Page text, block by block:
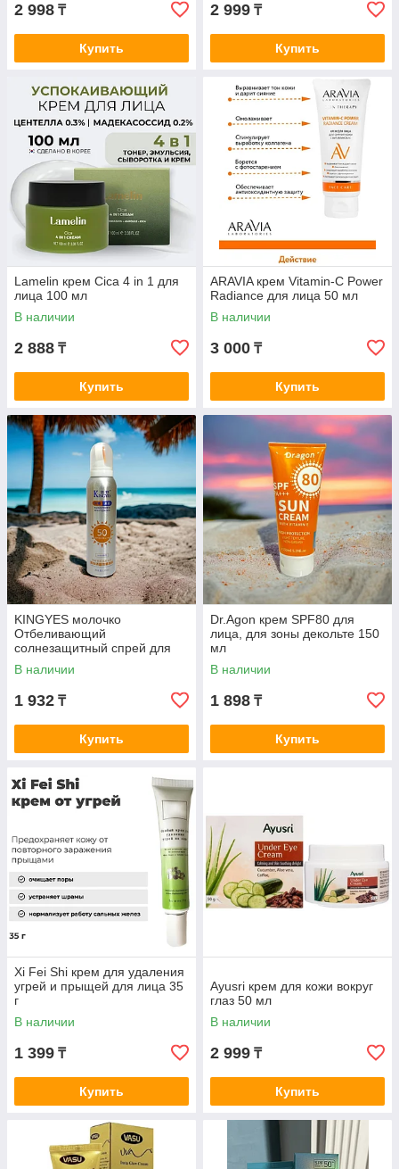
2 998 ₸
Купить
2 999 ₸
Купить
Lamelin крем Cica 4 in 1 для
лица 100 мл
В наличии
2 888 ₸
Купить
ARAVIA крем Vitamin-C Power
Radiance для лица 50 мл
В наличии
3 000 ₸
Купить
KINGYES молочко
Отбеливающий
солнезащитный спрей для
лица, для зоны декольте 150
мл
В наличии
1 932 ₸
Купить
Dr.Agon крем SPF80 для
лица, для зоны декольте 150
мл
В наличии
1 898 ₸
Купить
Xi Fei Shi крем для удаления
угрей и прыщей для лица 35
г
В наличии
1 399 ₸
Купить
Ayusri крем для кожи вокруг
глаз 50 мл
В наличии
2 999 ₸
Купить